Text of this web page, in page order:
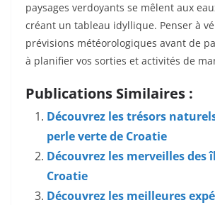
paysages verdoyants se mêlent aux
créant un tableau idyllique. Penser à
prévisions météorologiques avant de
à planifier vos sorties et activités de
Publications Similaires :
Découvrez les trésors
perle verte de Croatie
Découvrez les merveilles des
Croatie
Découvrez les meilleures